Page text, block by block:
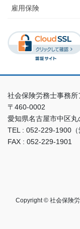
雇用保険
社会保険労務士事務
〒460-0002
愛知県名古屋市中区
TEL : 052-229-1900（
FAX : 052-229-1901
Copyright © 社会保険